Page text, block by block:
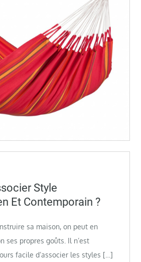
Style
Et Contemporain ?
sa maison, on peut en
ses propres goûts. Il n’est
facile d’associer les styles […]